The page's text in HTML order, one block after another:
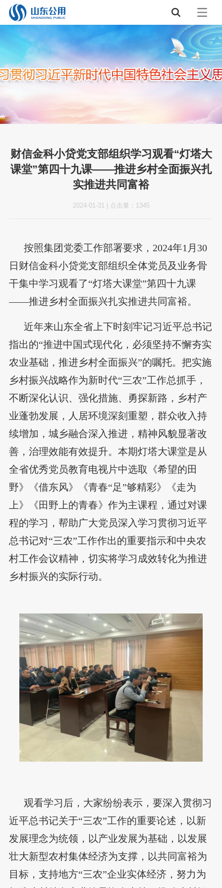
财信金科小贷党支部组织学习观看“灯塔大
课堂”第四十九课——推进乡村全面振兴扎
实推进共同富裕
2024-01-31 点击量： 1345
按照集团党委工作部署要求，2024年1月30
日财信金科小贷党支部组织全体党员及业务骨
干集中学习观看了“灯塔大课堂”第四十九课
——推进乡村全面振兴扎实推进共同富裕。
近年来山东全省上下时刻牢记习近平总书记
指出的“推进中国式现代化，必须坚持不懈夯实
农业基础，推进乡村全面振兴”的嘱托。把实施
乡村振兴战略作为新时代“三农”工作总抓手，
不断深化认识、强化措施、勇探新路，乡村产
业蓬勃发展，人居环境深刻重塑，群众收入持
续增加，城乡融合深入推进，精神风貌显著改
善，治理效能有效提升。本期灯塔大课堂是从
全省优秀党员教育电视片中选取《希望的田
野》《借东风》《青春“足”够精彩》《走为
上》《田野上的青春》作为主课程，通过对课
程的学习，帮助广大党员深入学习贯彻习近平
总书记对“三农”工作作出的重要指示和中央农
村工作会议精神，切实将学习成效转化为推进
乡村振兴的实际行动。
观看学习后，大家纷纷表示，要深入贯彻习
近平总书记关于“三农”工作的重要论述，以新
发展理念为统领，以产业发展为基础，以发展
壮大新型农村集体经济为支撑，以共同富裕为
目标，支持地方“三农”企业实体经济，努力为